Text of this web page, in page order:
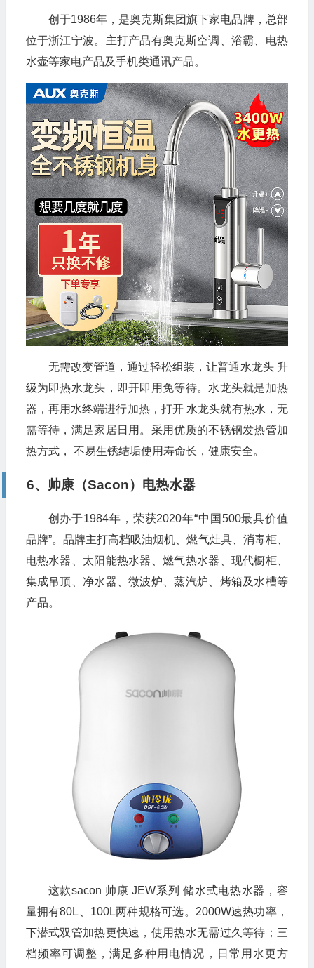
创于1986年，是奥克斯集团旗下家电品牌，总部
位于浙江宁波。主打产品有奥克斯空调、浴霸、电热
水壶等家电产品及手机类通讯产品。
无需改变管道，通过轻松组装，让普通水龙头 升
级为即热水龙头，即开即用免等待。水龙头就是加热
器，再用水终端进行加热，打开 水龙头就有热水，无
需等待，满足家居日用。采用优质的不锈钢发热管加
热方式， 不易生锈结垢使用寿命长，健康安全。
6、帅康（Sacon）电热水器
创办于1984年，荣获2020年“中国500最具价值
品牌”。品牌主打高档吸油烟机、燃气灶具、消毒柜、
电热水器、太阳能热水器、燃气热水器、现代橱柜、
集成吊顶、净水器、微波炉、蒸汽炉、烤箱及水槽等
产品。
这款sacon 帅康 JEW系列 储水式电热水器，容
量拥有80L、100L两种规格可选。2000W速热功率，
下潜式双管加热更快速，使用热水无需过久等待；三
档频率可调整，满足多种用电情况，日常用水更方